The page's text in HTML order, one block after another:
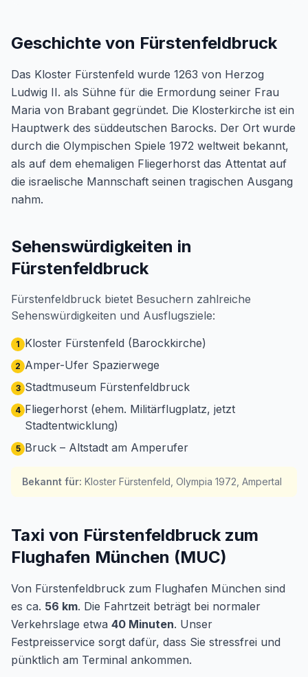
Geschichte von Fürstenfeldbruck
Das Kloster Fürstenfeld wurde 1263 von Herzog
Ludwig II. als Sühne für die Ermordung seiner Frau
Maria von Brabant gegründet. Die Klosterkirche ist ein
Hauptwerk des süddeutschen Barocks. Der Ort wurde
durch die Olympischen Spiele 1972 weltweit bekannt,
als auf dem ehemaligen Fliegerhorst das Attentat auf
die israelische Mannschaft seinen tragischen Ausgang
nahm.
Sehenswürdigkeiten in
Fürstenfeldbruck
Fürstenfeldbruck bietet Besuchern zahlreiche
Sehenswürdigkeiten und Ausflugsziele:
1 Kloster Fürstenfeld (Barockkirche)
2 Amper-Ufer Spazierwege
3 Stadtmuseum Fürstenfeldbruck
4 Fliegerhorst (ehem. Militärflugplatz, jetzt
Stadtentwicklung)
5 Bruck – Altstadt am Amperufer
Bekannt für: Kloster Fürstenfeld, Olympia 1972, Ampertal
Taxi von Fürstenfeldbruck zum
Flughafen München (MUC)
Von Fürstenfeldbruck zum Flughafen München sind
es ca. 56 km. Die Fahrtzeit beträgt bei normaler
Verkehrslage etwa 40 Minuten. Unser
Festpreisservice sorgt dafür, dass Sie stressfrei und
pünktlich am Terminal ankommen.